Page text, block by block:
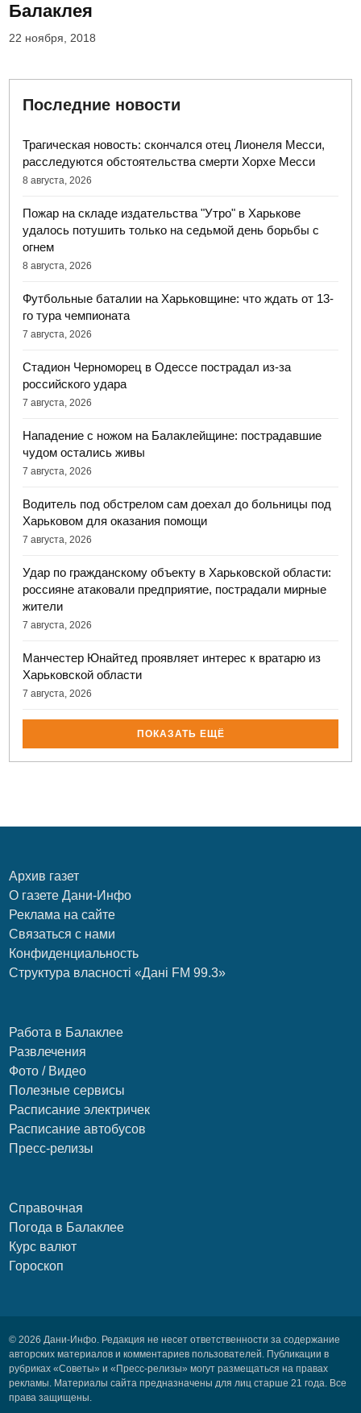
Балаклея
22 ноября, 2018
Последние новости
Трагическая новость: скончался отец Лионеля Месси,
расследуются обстоятельства смерти Хорхе Месси
8 августа, 2026
Пожар на складе издательства "Утро" в Харькове
удалось потушить только на седьмой день борьбы с
огнем
8 августа, 2026
Футбольные баталии на Харьковщине: что ждать от 13-
го тура чемпионата
7 августа, 2026
Стадион Черноморец в Одессе пострадал из-за
российского удара
7 августа, 2026
Нападение с ножом на Балаклейщине: пострадавшие
чудом остались живы
7 августа, 2026
Водитель под обстрелом сам доехал до больницы под
Харьковом для оказания помощи
7 августа, 2026
Удар по гражданскому объекту в Харьковской области:
россияне атаковали предприятие, пострадали мирные
жители
7 августа, 2026
Манчестер Юнайтед проявляет интерес к вратарю из
Харьковской области
7 августа, 2026
ПОКАЗАТЬ ЕЩЁ
Архив газет
О газете Дани-Инфо
Реклама на сайте
Связаться с нами
Конфиденциальность
Структура власності «Дані FM 99.3»
Работа в Балаклее
Развлечения
Фото / Видео
Полезные сервисы
Расписание электричек
Расписание автобусов
Пресс-релизы
Справочная
Погода в Балаклее
Курс валют
Гороскоп
© 2026 Дани-Инфо. Редакция не несет ответственности за содержание
авторских материалов и комментариев пользователей. Публикации в
рубриках «Советы» и «Пресс-релизы» могут размещаться на правах
рекламы. Материалы сайта предназначены для лиц старше 21 года. Все
права защищены.